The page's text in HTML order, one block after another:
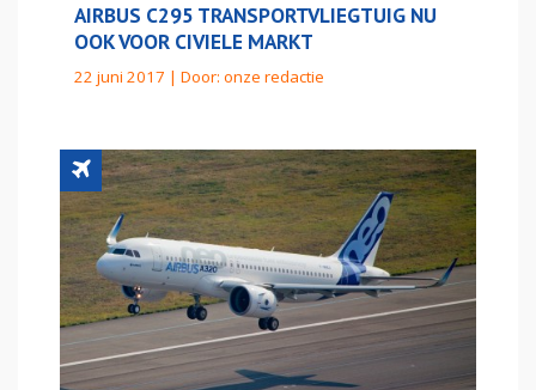
AIRBUS C295 TRANSPORTVLIEGTUIG NU
OOK VOOR CIVIELE MARKT
22 juni 2017 | Door: onze redactie